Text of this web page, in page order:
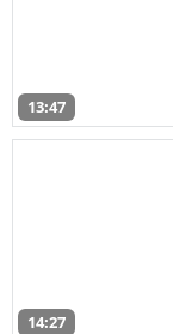
13:47
14:27